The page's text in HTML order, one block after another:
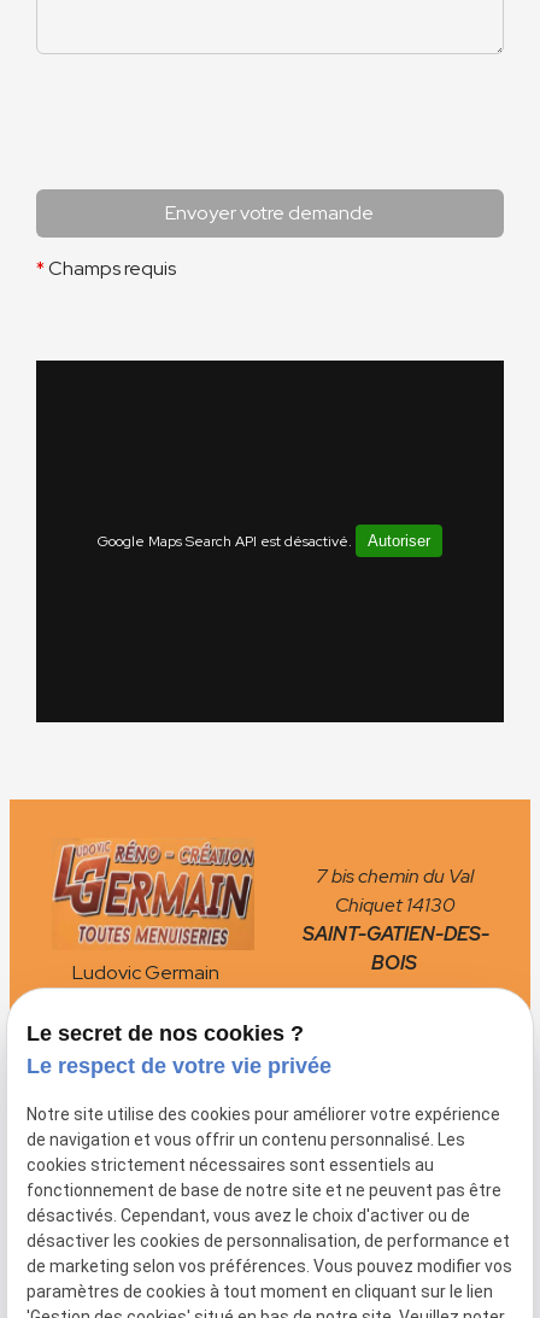
*Champs requis
Google Maps Search API est désactivé. Autoriser
Ludovic Germain
7 bis chemin du Val
Chiquet14130
SAINT-GATIEN-DES-
BOIS
phone 02 78 77 16 10
Liens utiles :
Politique de confidentialité
Mentions légales
Plan du site
Gestion des cookies
Le secret de nos cookies ?
Le respect de votre vie privée
Notre site utilise des cookies pour améliorer votre expérience
de navigation et vous offrir un contenu personnalisé. Les
cookies strictement nécessaires sont essentiels au
fonctionnement de base de notre site et ne peuvent pas être
désactivés. Cependant, vous avez le choix d'activer ou de
désactiver les cookies de personnalisation, de performance et
de marketing selon vos préférences. Vous pouvez modifier vos
paramètres de cookies à tout moment en cliquant sur le lien